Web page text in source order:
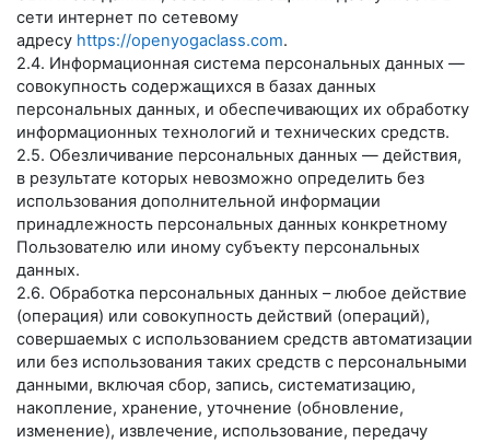
сети интернет по сетевому
адресу https://openyogaclass.com.
2.4. Информационная система персональных данных —
совокупность содержащихся в базах данных
персональных данных, и обеспечивающих их обработку
информационных технологий и технических средств.
2.5. Обезличивание персональных данных — действия,
в результате которых невозможно определить без
использования дополнительной информации
принадлежность персональных данных конкретному
Пользователю или иному субъекту персональных
данных.
2.6. Обработка персональных данных – любое действие
(операция) или совокупность действий (операций),
совершаемых с использованием средств автоматизации
или без использования таких средств с персональными
данными, включая сбор, запись, систематизацию,
накопление, хранение, уточнение (обновление,
изменение), извлечение, использование, передачу